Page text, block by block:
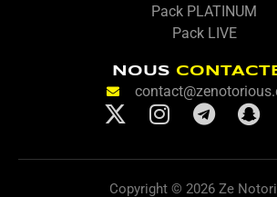
Pack PLATINUM
Pack LIVE
NOUS
X
t
w
I
s
t
T
l
e
S
a
p
Copyright © 2026 Ze